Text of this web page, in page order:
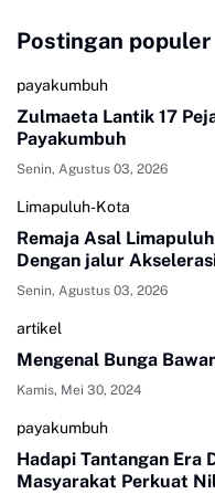
Postingan populer
payakumbuh
Zulmaeta Lantik 17
Payakumbuh
Senin, Agustus 03, 2026
Limapuluh-Kota
Remaja Asal
Dengan jalur
Senin, Agustus 03, 2026
artikel
Mengenal Bunga
Kamis, Mei 30, 2024
payakumbuh
Hadapi Tantangan Era
Masyarakat Perkuat